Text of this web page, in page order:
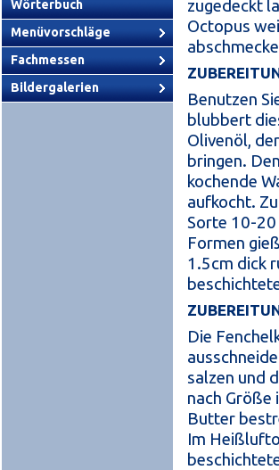
Wörterbuch
Menüvorschläge
Fachmessen
Bildergalerien
zugedeckt
Octopus
Benutzen
blubbert
Olivenöl,
bringen.
kochende
aufkocht.
Sorte 10-
Formen
1.5cm dick
Die
salzen und
nach Größe
Butter
Im